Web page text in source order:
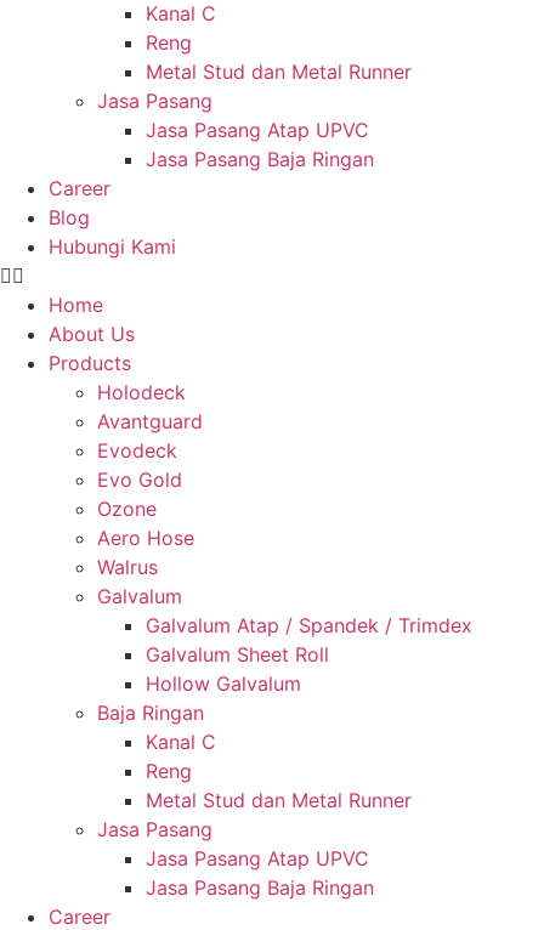
Kanal C
Reng
Metal Stud dan Metal Runner
Jasa Pasang
Jasa Pasang Atap UPVC
Jasa Pasang Baja Ringan
Career
Blog
Hubungi Kami
Home
About Us
Products
Holodeck
Avantguard
Evodeck
Evo Gold
Ozone
Aero Hose
Walrus
Galvalum
Galvalum Atap / Spandek / Trimdex
Galvalum Sheet Roll
Hollow Galvalum
Baja Ringan
Kanal C
Reng
Metal Stud dan Metal Runner
Jasa Pasang
Jasa Pasang Atap UPVC
Jasa Pasang Baja Ringan
Career